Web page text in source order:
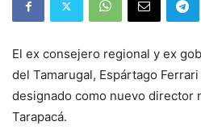
El ex consejero regional y ex
del Tamarugal, Espártago
designado como nuevo director
Tarapacá.